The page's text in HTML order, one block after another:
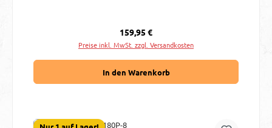
Regulärer Preis:
159,95 €
Preise inkl. MwSt. zzgl. Versandkosten
In den Warenkorb